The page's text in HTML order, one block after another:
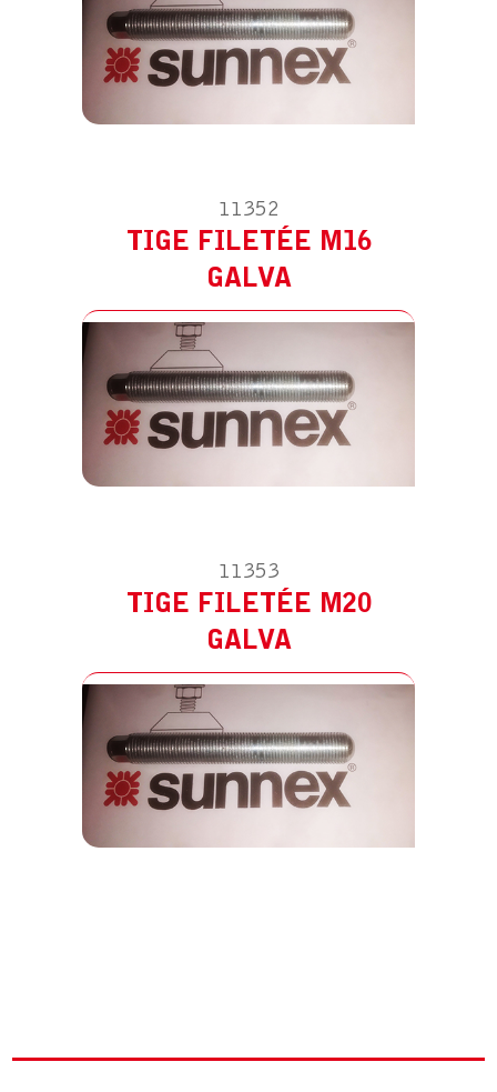
11352
TIGE FILETÉE M16
GALVA
11353
TIGE FILETÉE M20
GALVA
ACCESSOIRE POUR CM120
TIGE FILETÉE M20 GALVA